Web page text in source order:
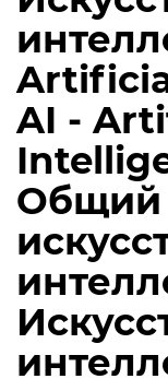
AI -
Общий